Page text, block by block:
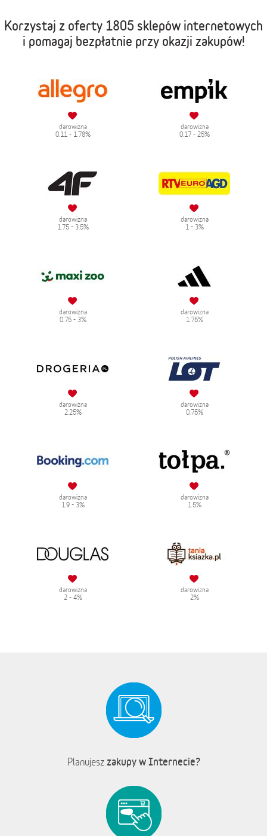
Korzystaj z oferty 1805 sklepów internetowych
i pomagaj bezpłatnie przy okazji zakupów!
darowizna
0.11 - 1.78%
darowizna
0.17 - 25%
darowizna
1.75 - 3.5%
darowizna
1 - 3%
darowizna
0.75 - 3%
darowizna
1.75%
darowizna
2.25%
darowizna
0.75%
darowizna
1.9 - 3%
darowizna
1.5%
darowizna
2 - 4%
darowizna
2%
Planujesz zakupy w Internecie?